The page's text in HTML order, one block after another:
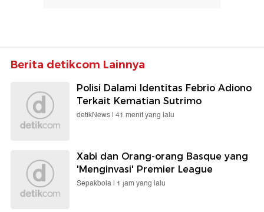
Berita detikcom Lainnya
Polisi Dalami Identitas Febrio Adiono
Terkait Kematian Sutrimo
detikNews | 41 menit yang lalu
Xabi dan Orang-orang Basque yang
'Menginvasi' Premier League
Sepakbola | 1 jam yang lalu